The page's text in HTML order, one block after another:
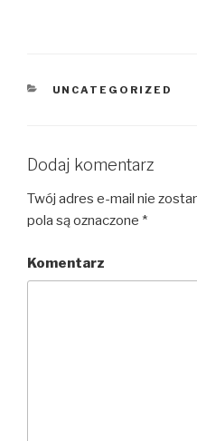
KATEGORIE
UNCATEGORIZED
Dodaj komentarz
Twój adres e-mail nie
pola są oznaczone *
Komentarz